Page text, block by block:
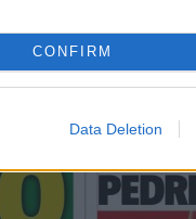
CONFIRM
Data Deletion